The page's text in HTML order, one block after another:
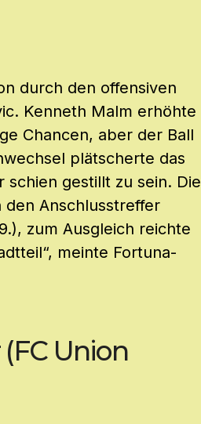
durch den offensiven
Kenneth Malm erhöhte
Chancen, aber der Ball
plätscherte das
schien gestillt zu sein. Die
Anschlusstreffer
zum Ausgleich reichte
meinte Fortuna-
Union